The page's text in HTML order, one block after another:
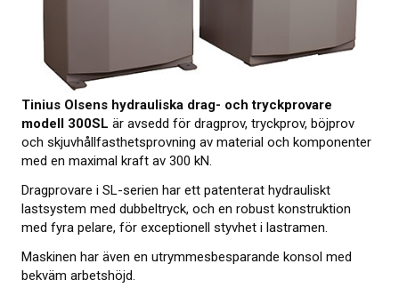
Ladda ner dokument
Litteratur om gummi och plast
Om provning
Om kalibrering
Utbildning
OM OSS
Tinius Olsens hydrauliska drag- och tryckprovare
modell 300SL är avsedd för dragprov, tryckprov, böjprov
och skjuvhållfasthetsprovning av material och komponenter
med en maximal kraft av 300 kN.
Dragprovare i SL-serien har ett patenterat hydrauliskt
lastsystem med dubbeltryck, och en robust konstruktion
med fyra pelare, för exceptionell styvhet i lastramen.
Maskinen har även en utrymmesbesparande konsol med
bekväm arbetshöjd.